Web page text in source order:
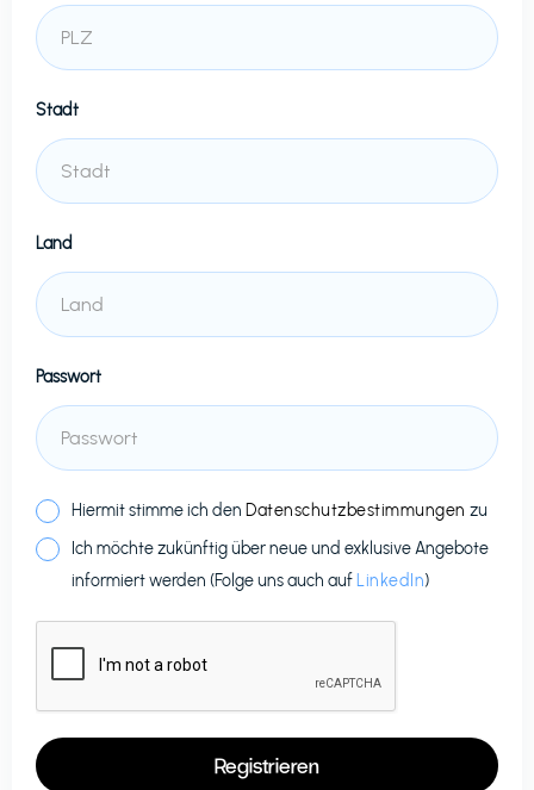
Stadt
Land
Passwort
Hiermit stimme ich den Datenschutzbestimmungen zu
Ich möchte zukünftig über neue und exklusive Angebote
informiert werden (Folge uns auch auf LinkedIn)